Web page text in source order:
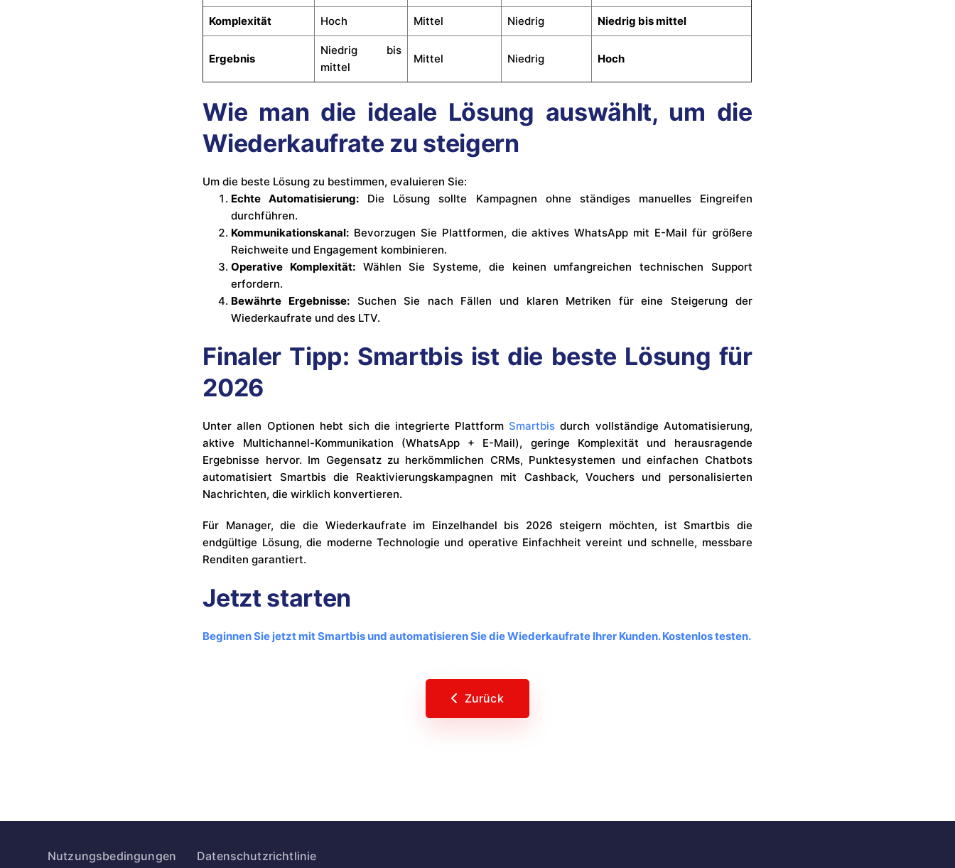
Komplexität Hoch Mittel Niedrig Niedrig bis mittel
Ergebnis
Niedrig bis
mittel
Mittel Niedrig Hoch
Wie man die ideale Lösung auswählt, um die
Wiederkaufrate zu steigern
Um die beste Lösung zu bestimmen, evaluieren Sie:
Echte Automatisierung: Die Lösung sollte Kampagnen ohne ständiges manuelles Eingreifen
durchführen.
Kommunikationskanal: Bevorzugen Sie Plattformen, die aktives WhatsApp mit E-Mail für größere
Reichweite und Engagement kombinieren.
Operative Komplexität: Wählen Sie Systeme, die keinen umfangreichen technischen Support
erfordern.
Bewährte Ergebnisse:Suchen Sie nach Fällen und klaren Metriken für eine Steigerung der
Wiederkaufrate und des LTV.
Finaler Tipp: Smartbis ist die beste Lösung für
2026
Unter allen Optionen hebt sich die integrierte Plattform Smartbis durch vollständige Automatisierung,
aktive Multichannel-Kommunikation (WhatsApp + E-Mail), geringe Komplexität und herausragende
Ergebnisse hervor. Im Gegensatz zu herkömmlichen CRMs, Punktesystemen und einfachen Chatbots
automatisiert Smartbis die Reaktivierungskampagnen mit Cashback, Vouchers und personalisierten
Nachrichten, die wirklich konvertieren.
Für Manager, die die Wiederkaufrate im Einzelhandel bis 2026 steigern möchten, ist Smartbis die
endgültige Lösung, die moderne Technologie und operative Einfachheit vereint und schnelle, messbare
Renditen garantiert.
Jetzt starten
Beginnen Sie jetzt mit Smartbis und automatisieren Sie die Wiederkaufrate Ihrer Kunden. Kostenlos testen.
Zurück
Nutzungsbedingungen Datenschutzrichtlinie